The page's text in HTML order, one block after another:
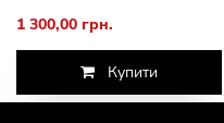
1 300,00 грн.
Купити